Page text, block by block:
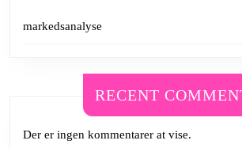
markedsanalyse
RECENT
Der er ingen kommentarer at vise.